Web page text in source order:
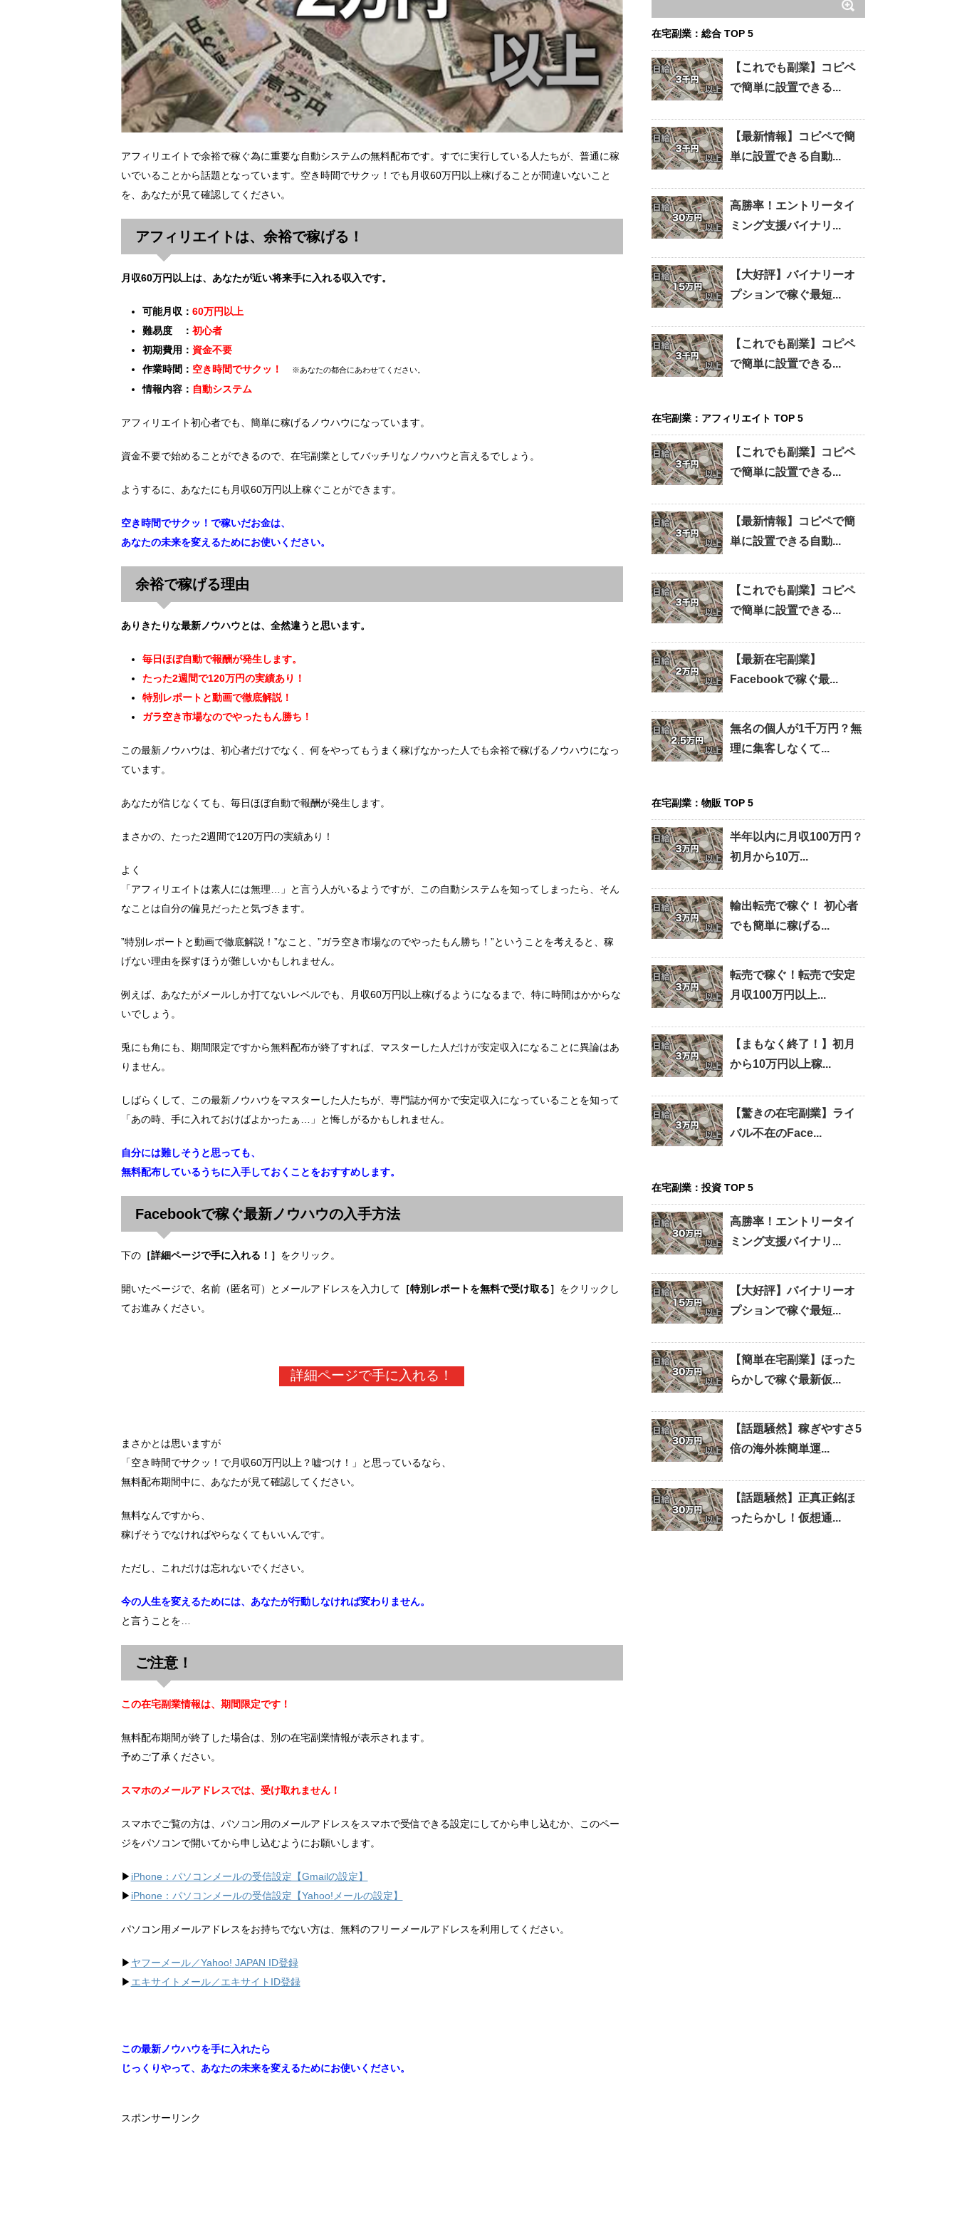
アフィリエイトで余裕で稼ぐ為に重要な自動システムの無料配布です。すでに実行している人たちが、普通に稼
いでいることから話題となっています。空き時間でサクッ！でも月収60万円以上稼げることが間違いないこと
を、あなたが見て確認してください。
アフィリエイトは、余裕で稼げる！
月収60万円以上は、あなたが近い将来手に入れる収入です。
可能月収： 60万円以上
難易度 ： 初心者
初期費用： 資金不要
作業時間： 空き時間でサクッ！ ※あなたの都合にあわせてください。
情報内容： 自動システム
アフィリエイト初心者でも、簡単に稼げるノウハウになっています。
資金不要で始めることができるので、在宅副業としてバッチリなノウハウと言えるでしょう。
ようするに、あなたにも月収60万円以上稼ぐことができます。
空き時間でサクッ！で稼いだお金は、
あなたの未来を変えるためにお使いください。
余裕で稼げる理由
ありきたりな最新ノウハウとは、全然違うと思います。
毎日ほぼ自動で報酬が発生します。
たった2週間で120万円の実績あり！
特別レポートと動画で徹底解説！
ガラ空き市場なのでやったもん勝ち！
この最新ノウハウは、初心者だけでなく、何をやってもうまく稼げなかった人でも余裕で稼げるノウハウになっ
ています。
あなたが信じなくても、毎日ほぼ自動で報酬が発生します。
まさかの、たった2週間で120万円の実績あり！
よく
「アフィリエイトは素人には無理…」と言う人がいるようですが、この自動システムを知ってしまったら、そん
なことは自分の偏見だったと気づきます。
”特別レポートと動画で徹底解説！”なこと、”ガラ空き市場なのでやったもん勝ち！”ということを考えると、稼
げない理由を探すほうが難しいかもしれません。
例えば、あなたがメールしか打てないレベルでも、月収60万円以上稼げるようになるまで、特に時間はかからな
いでしょう。
兎にも角にも、期間限定ですから無料配布が終了すれば、マスターした人だけが安定収入になることに異論はあ
りません。
しばらくして、この最新ノウハウをマスターした人たちが、専門誌か何かで安定収入になっていることを知って
「あの時、手に入れておけばよかったぁ…」と悔しがるかもしれません。
自分には難しそうと思っても、
無料配布しているうちに入手しておくことをおすすめします。
Facebookで稼ぐ最新ノウハウの入手方法
下の［詳細ページで手に入れる！］ をクリック。
開いたページで、名前（匿名可）とメールアドレスを入力して ［特別レポートを無料で受け取る］ をクリックし
てお進みください。
詳細ページで手に入れる！
まさかとは思いますが
「空き時間でサクッ！で月収60万円以上？嘘つけ！」と思っているなら、
無料配布期間中に、あなたが見て確認してください。
無料なんですから、
稼げそうでなければやらなくてもいいんです。
ただし、これだけは忘れないでください。
今の人生を変えるためには、あなたが行動しなければ変わりません。
と言うことを…
ご注意！
この在宅副業情報は、期間限定です！
無料配布期間が終了した場合は、別の在宅副業情報が表示されます。
予めご了承ください。
スマホのメールアドレスでは、受け取れません！
スマホでご覧の方は、パソコン用のメールアドレスをスマホで受信できる設定にしてから申し込むか、このペー
ジをパソコンで開いてから申し込むようにお願いします。
▶︎ iPhone：パソコンメールの受信設定【Gmailの設定】
▶︎ iPhone：パソコンメールの受信設定【Yahoo!メールの設定】
パソコン用メールアドレスをお持ちでない方は、無料のフリーメールアドレスを利用してください。
▶︎ ヤフーメール／Yahoo! JAPAN ID登録
▶︎ エキサイトメール／エキサイトID登録
この最新ノウハウを手に入れたら
じっくりやって、あなたの未来を変えるためにお使いください。
スポンサーリンク
在宅副業：総合 TOP 5
【これでも副業】コピペ
で簡単に設置できる...
【最新情報】コピペで簡
単に設置できる自動...
高勝率！エントリータイ
ミング支援バイナリ...
【大好評】バイナリーオ
プションで稼ぐ最短...
【これでも副業】コピペ
で簡単に設置できる...
在宅副業：アフィリエイト TOP 5
【これでも副業】コピペ
で簡単に設置できる...
【最新情報】コピペで簡
単に設置できる自動...
【これでも副業】コピペ
で簡単に設置できる...
【最新在宅副業】
Facebookで稼ぐ最...
無名の個人が1千万円？無
理に集客しなくて...
在宅副業：物販 TOP 5
半年以内に月収100万円？
初月から10万...
輸出転売で稼ぐ！ 初心者
でも簡単に稼げる...
転売で稼ぐ！転売で安定
月収100万円以上...
【まもなく終了！】初月
から10万円以上稼...
【驚きの在宅副業】ライ
バル不在のFace...
在宅副業：投資 TOP 5
高勝率！エントリータイ
ミング支援バイナリ...
【大好評】バイナリーオ
プションで稼ぐ最短...
【簡単在宅副業】ほった
らかしで稼ぐ最新仮...
【話題騒然】稼ぎやすさ5
倍の海外株簡単運...
【話題騒然】正真正銘ほ
ったらかし！仮想通...